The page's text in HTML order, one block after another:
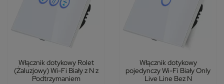
Włącznik dotykowy Rolet
(Żaluzjowy) Wi-Fi Biały z N z
Podtrzymaniem
Włącznik dotykowy
pojedynczy Wi-Fi Biały Only
Live Line Bez N